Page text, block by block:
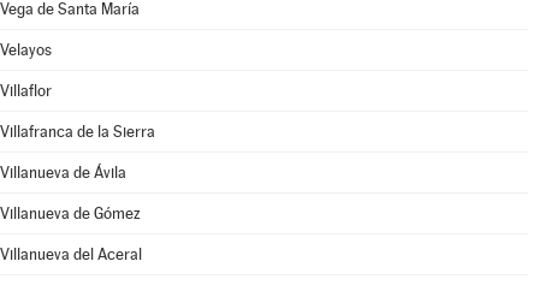
Vega de Santa María
Velayos
Villaflor
Villafranca de la Sierra
Villanueva de Ávila
Villanueva de Gómez
Villanueva del Aceral